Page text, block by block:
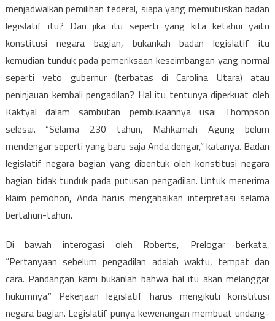
menjadwalkan pemilihan federal, siapa yang memutuskan badan
legislatif itu? Dan jika itu seperti yang kita ketahui yaitu
konstitusi negara bagian, bukankah badan legislatif itu
kemudian tunduk pada pemeriksaan keseimbangan yang normal
seperti veto gubernur (terbatas di Carolina Utara) atau
peninjauan kembali pengadilan? Hal itu tentunya diperkuat oleh
Kaktyal dalam sambutan pembukaannya usai Thompson
selesai. “Selama 230 tahun, Mahkamah Agung belum
mendengar seperti yang baru saja Anda dengar,” katanya. Badan
legislatif negara bagian yang dibentuk oleh konstitusi negara
bagian tidak tunduk pada putusan pengadilan. Untuk menerima
klaim pemohon, Anda harus mengabaikan interpretasi selama
bertahun-tahun.
Di bawah interogasi oleh Roberts, Prelogar berkata,
“Pertanyaan sebelum pengadilan adalah waktu, tempat dan
cara. Pandangan kami bukanlah bahwa hal itu akan melanggar
hukumnya.” Pekerjaan legislatif harus mengikuti konstitusi
negara bagian. Legislatif punya kewenangan membuat undang-